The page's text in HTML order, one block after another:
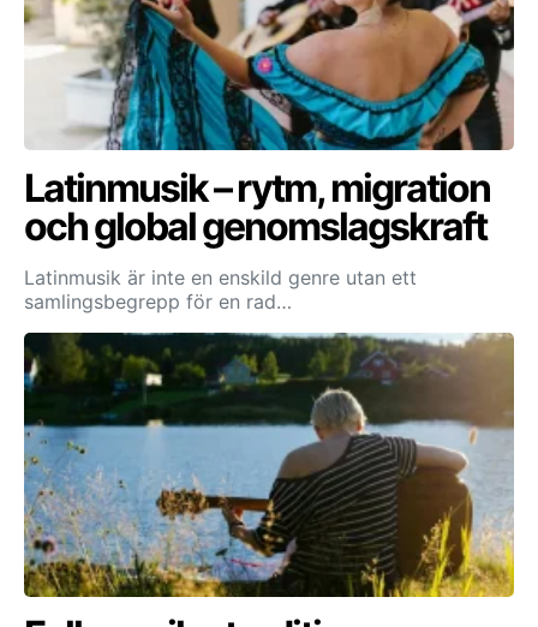
Latinmusik – rytm, migration
och global genomslagskraft
Latinmusik är inte en enskild genre utan ett
samlingsbegrepp för en rad…